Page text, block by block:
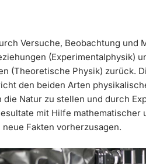
Versuche, Beobachtung und
(Experimentalphysik)
(Theoretische Physik) zurück.
den beiden Arten
die Natur zu stellen und durch
mit Hilfe mathematischer
Fakten vorherzusagen.